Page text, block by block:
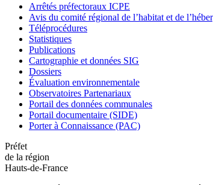
Arrêtés préfectoraux ICPE
Avis du comité régional de l’habitat et de
Téléprocédures
Statistiques
Publications
Cartographie et données SIG
Dossiers
Évaluation environnementale
Observatoires Partenariaux
Portail des données communales
Portail documentaire (SIDE)
Porter à Connaissance (PAC)
Préfet
de la région
Hauts-de-France